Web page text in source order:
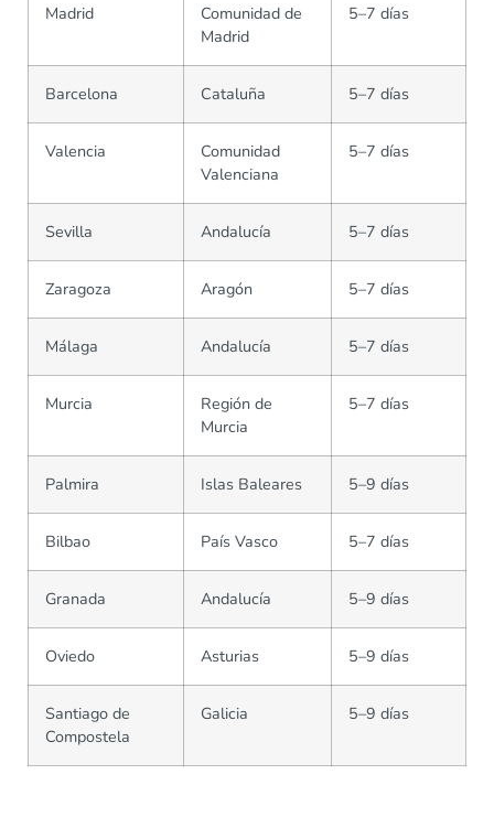
Madrid
Comunidad de
Madrid
5–7 días
Barcelona Cataluña 5–7 días
Valencia
Comunidad
Valenciana
5–7 días
Sevilla Andalucía 5–7 días
Zaragoza Aragón 5–7 días
Málaga Andalucía 5–7 días
Murcia
Región de
Murcia
5–7 días
Palmira Islas Baleares 5–9 días
Bilbao País Vasco 5–7 días
Granada Andalucía 5–9 días
Oviedo Asturias 5–9 días
Santiago de
Compostela
Galicia 5–9 días